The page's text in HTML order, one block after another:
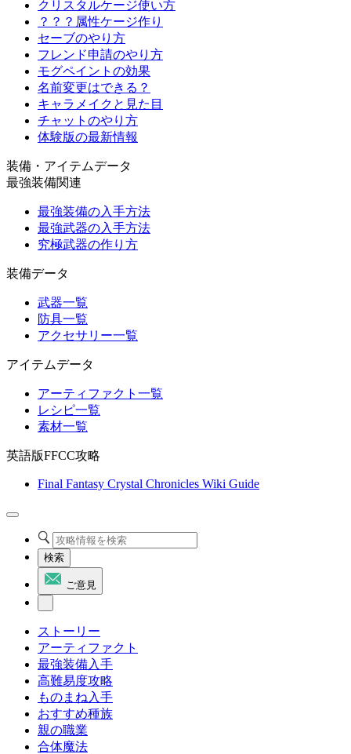
クリスタルケージ使い方
？？？属性ケージ作り
セーブのやり方
フレンド申請のやり方
モグペイントの効果
名前変更はできる？
キャラメイクと見た目
チャットのやり方
体験版の最新情報
装備・アイテムデータ
最強装備関連
最強装備の入手方法
最強武器の入手方法
究極武器の作り方
装備データ
武器一覧
防具一覧
アクセサリー一覧
アイテムデータ
アーティファクト一覧
レシピ一覧
素材一覧
英語版FFCC攻略
Final Fantasy Crystal Chronicles Wiki Guide
検索
ご意見
ストーリー
アーティファクト
最強装備入手
高難易度攻略
ものまね入手
おすすめ種族
親の職業
合体魔法